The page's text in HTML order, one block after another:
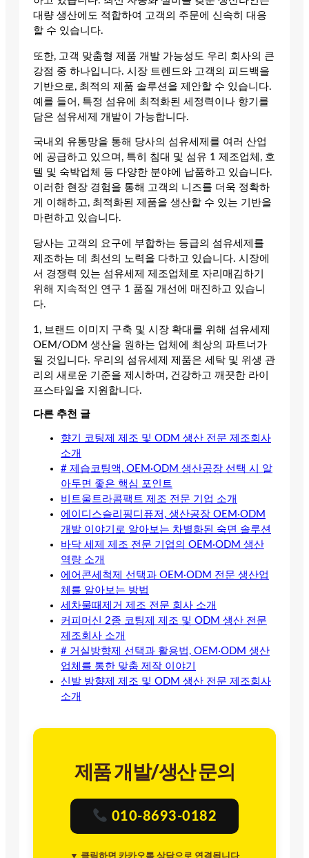
대량 생산에도 적합하여 고객의 주문에 신속히 대응
할 수 있습니다.
또한, 고객 맞춤형 제품 개발 가능성도 우리 회사의 큰
강점 중 하나입니다. 시장 트렌드와 고객의 피드백을
기반으로, 최적의 제품 솔루션을 제안할 수 있습니다.
예를 들어, 특정 섬유에 최적화된 세정력이나 향기를
담은 섬유세제 개발이 가능합니다.
국내외 유통망을 통해 당사의 섬유세제를 여러 산업
에 공급하고 있으며, 특히 침대 및 섬유 1 제조업체, 호
텔 및 숙박업체 등 다양한 분야에 납품하고 있습니다.
이러한 현장 경험을 통해 고객의 니즈를 더욱 정확하
게 이해하고, 최적화된 제품을 생산할 수 있는 기반을
마련하고 있습니다.
당사는 고객의 요구에 부합하는 등급의 섬유세제를
제조하는 데 최선의 노력을 다하고 있습니다. 시장에
서 경쟁력 있는 섬유세제 제조업체로 자리매김하기
위해 지속적인 연구 1 품질 개선에 매진하고 있습니
다.
1, 브랜드 이미지 구축 및 시장 확대를 위해 섬유세제
OEM/ODM 생산을 원하는 업체에 최상의 파트너가
될 것입니다. 우리의 섬유세제 제품은 세탁 및 위생 관
리의 새로운 기준을 제시하며, 건강하고 깨끗한 라이
프스타일을 지원합니다.
다른 추천 글
향기 코팅제 제조 및 ODM 생산 전문 제조회사
소개
# 제습코팅액, OEM·ODM 생산공장 선택 시 알
아두면 좋은 핵심 포인트
비트울트라콤팩트 제조 전문 기업 소개
에이디스슬리핑디퓨저, 생산공장 OEM·ODM
개발 이야기로 알아보는 차별화된 숙면 솔루션
바닥 세제 제조 전문 기업의 OEM·ODM 생산
역량 소개
에어콘세척제 선택과 OEM·ODM 전문 생산업
체를 알아보는 방법
세차물때제거 제조 전문 회사 소개
커피머신 2종 코팅제 제조 및 ODM 생산 전문
제조회사 소개
# 거실방향제 선택과 활용법, OEM·ODM 생산
업체를 통한 맞춤 제작 이야기
신발 방향제 제조 및 ODM 생산 전문 제조회사
소개
제품 개발/생산 문의
010-8693-0182